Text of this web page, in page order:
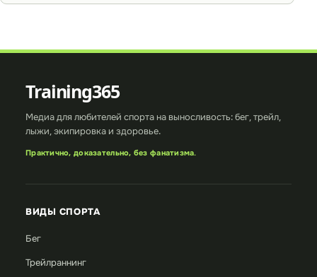
Training365
Медиа для любителей спорта на выносливость: бег, трейл,
лыжи, экипировка и здоровье.
Практично, доказательно, без фанатизма.
ВИДЫ СПОРТА
Бег
Трейлраннинг